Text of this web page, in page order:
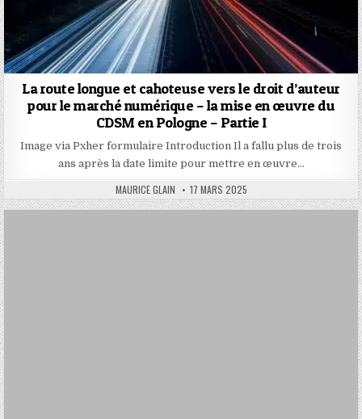
La route longue et cahoteuse vers le droit d’auteur
pour le marché numérique – la mise en œuvre du
CDSM en Pologne – Partie I
Image via Pxher formulaire Introduction Il a fallu plus de trois
ans après la date limite pour mettre en œuvre…
AUTHOR:
MAURICE GLAIN PUBLISHED
DATE:
17 MARS 2025